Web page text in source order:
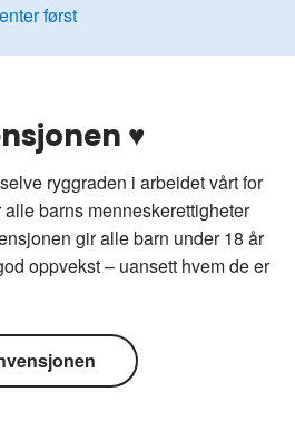
først
♥
ryggraden i arbeidet vårt for
barns menneskerettigheter
gir alle barn under 18 år
oppvekst – uansett hvem de er